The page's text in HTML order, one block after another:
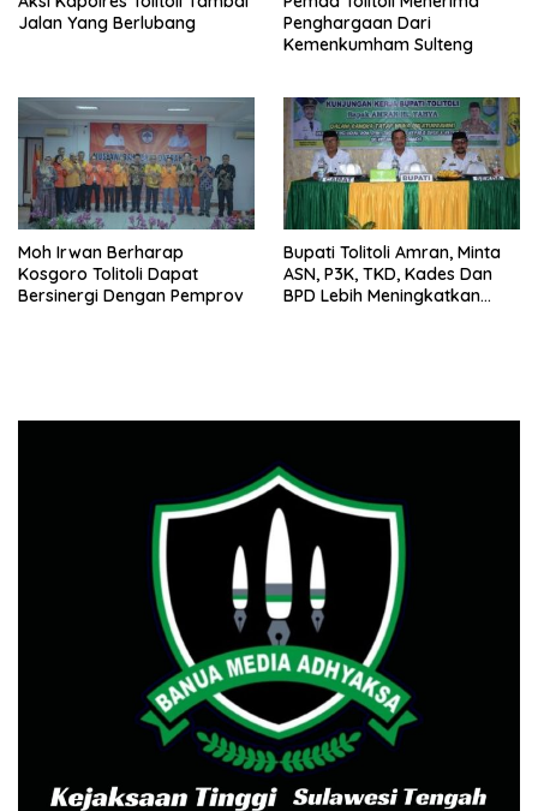
Jalan Yang Berlubang
Penghargaan Dari
Kemenkumham Sulteng
Moh Irwan Berharap
Kosgoro Tolitoli Dapat
Bersinergi Dengan Pemprov
Bupati Tolitoli Amran, Minta
ASN, P3K, TKD, Kades Dan
BPD Lebih Meningkatkan